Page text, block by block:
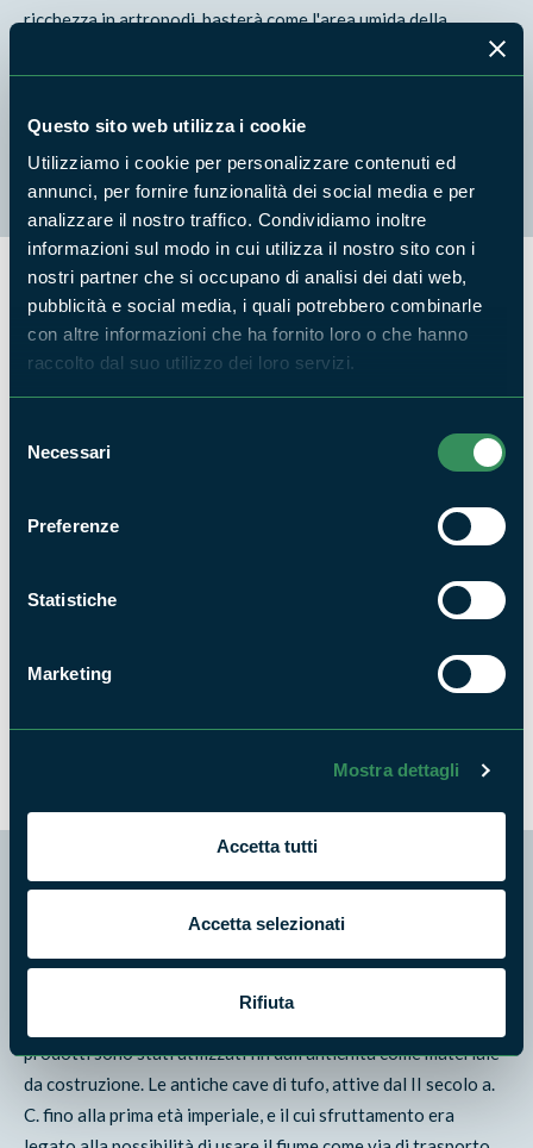
Questo sito web utilizza i cookie
Utilizziamo i cookie per personalizzare contenuti ed
annunci, per fornire funzionalità dei social media e per
analizzare il nostro traffico. Condividiamo inoltre
informazioni sul modo in cui utilizza il nostro sito con i
nostri partner che si occupano di analisi dei dati web,
pubblicità e social media, i quali potrebbero combinarle
con altre informazioni che ha fornito loro o che hanno
raccolto dal suo utilizzo dei loro servizi.
delNecessari
Preferenze
Statistiche
Marketing
Mostra dettagli
Accetta tutti
Accetta selezionati
Rifiuta
ricchezza in artropodi, basterà come l'area umida della
significative dal punto di vista entomologico a Roma. Proprio
segnalata la presenza dello straziomide, genere e specie
segnalati per la prima volta in Italia (nel 2002).
Flora
sponde del fiume Aniene. Pioppi e salici rappresentano la
componente arborea principale. Nelle aree allungate sono
invece abbondanti la cannuccia di palude, graminacea dalla
tipica infiorescenza a pennacchio, e la tifa, facile da
spiga compatta di color ruggine e le lunghe foglie a nervatura
parallela che venivano usate per impagliare i fiaschi e per
lenticchia d'acqua, filtrano e depurano le acque. In primavera
Il territorio della riserva è costituito da un terreno in maggior
parte ricoperto dai prodotti piroclastici del vulcanismo
prodotti sono stati utilizzati fin dall'antichità come materiale
da costruzione. Le antiche cave di tufo, attive dal II secolo a.
C. fino alla prima età imperiale, e il cui sfruttamento era